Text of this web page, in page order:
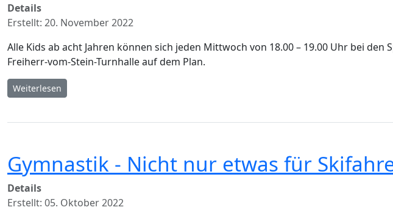
Details
Erstellt: 20. November 2022
Alle Kids ab acht Jahren können sich jeden Mittwoch von 18.00 – 19.00 Uhr bei
Freiherr-vom-Stein-Turnhalle auf dem Plan.
Weiterlesen
Gymnastik - Nicht nur etwas für
Details
Erstellt: 05. Oktober 2022